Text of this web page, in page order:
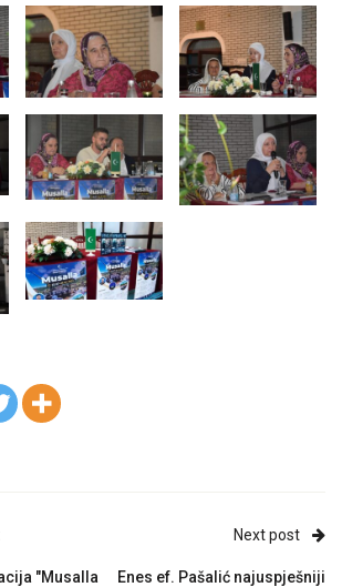
"Musalla
Next post
Enes ef. Pašalić najuspješniji